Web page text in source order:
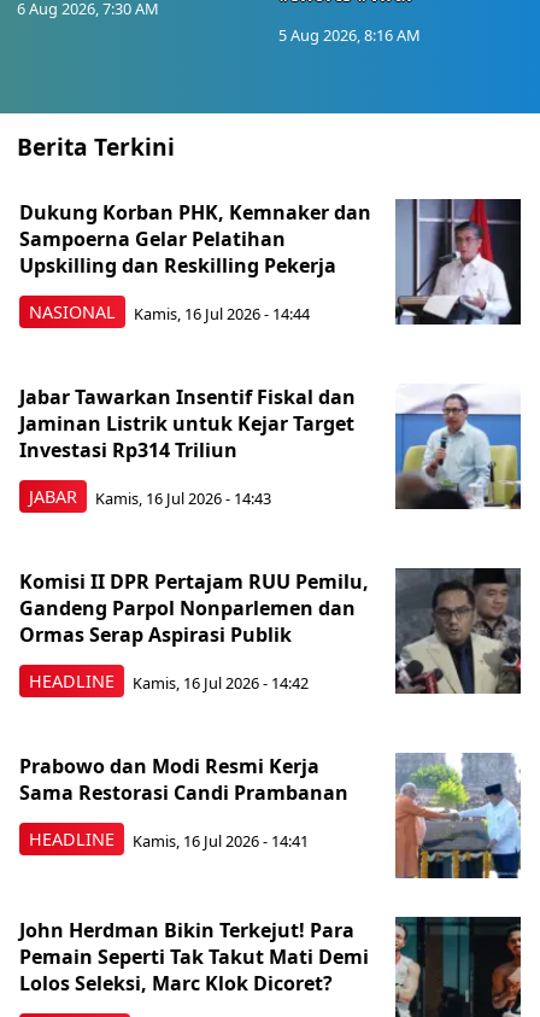
6 Aug 2026, 7:30 AM
5 Aug 2026, 8:16 AM
Berita Terkini
NASIONAL
Dukung Korban PHK, Kemnaker dan
Sampoerna Gelar Pelatihan
Upskilling dan Reskilling Pekerja
Kamis, 16 Jul 2026 - 14:44
JABAR
Jabar Tawarkan Insentif Fiskal dan
Jaminan Listrik untuk Kejar Target
Investasi Rp314 Triliun
Kamis, 16 Jul 2026 - 14:43
HEADLINE
Komisi II DPR Pertajam RUU Pemilu,
Gandeng Parpol Nonparlemen dan
Ormas Serap Aspirasi Publik
Kamis, 16 Jul 2026 - 14:42
HEADLINE
Prabowo dan Modi Resmi Kerja
Sama Restorasi Candi Prambanan
Kamis, 16 Jul 2026 - 14:41
John Herdman Bikin Terkejut! Para
Pemain Seperti Tak Takut Mati Demi
Lolos Seleksi, Marc Klok Dicoret?